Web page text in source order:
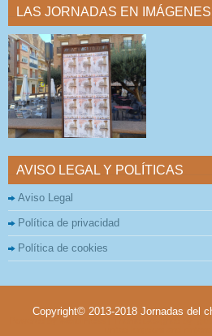
LAS JORNADAS EN IMÁGENES
AVISO LEGAL Y POLÍTICAS
Aviso Legal
Política de privacidad
Política de cookies
Copyright© 2013-2018 Jornadas del